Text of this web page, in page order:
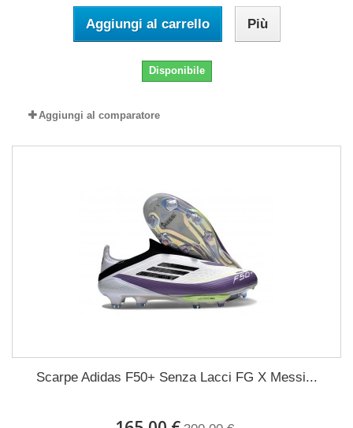
Aggiungi al carrello Più
Disponibile
Aggiungi al comparatore
Scarpe Adidas F50+ Senza Lacci FG X Messi...